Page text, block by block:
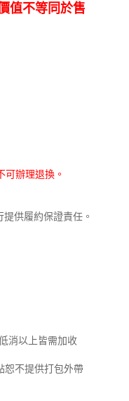
值不等同於售
辦理退換。
供履約保證責任。
消以上皆需加收
恕不提供打包外帶